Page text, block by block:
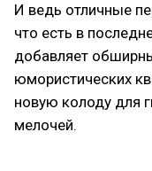
И ведь отличные
что есть в
добавляет
юмористических
новую колоду для
мелочей.